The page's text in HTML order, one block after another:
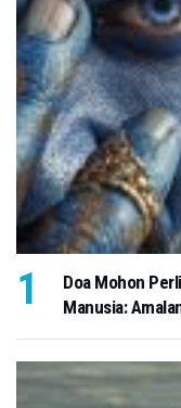
Doa Mohon
Manusia: